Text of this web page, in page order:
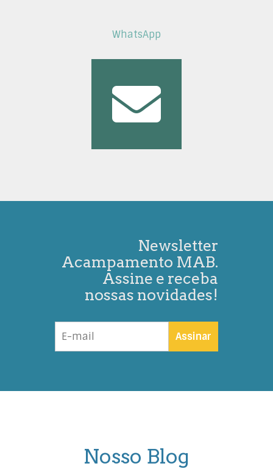
WhatsApp
Newsletter
Acampamento MAB.
Assine e receba
nossas novidades!
Nosso Blog